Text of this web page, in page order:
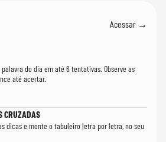
Acessar →
palavra do dia em até 6 tentativas. Observe as
até acertar.
CRUZADAS
dicas e monte o tabuleiro letra por letra, no seu